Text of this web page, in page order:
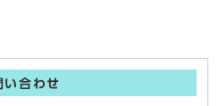
い合わせ